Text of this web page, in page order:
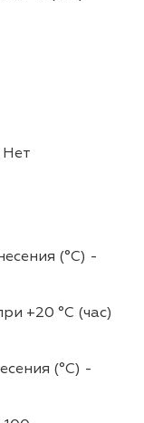
Нет
(°С) -
+20 °С (час)
(°С) -